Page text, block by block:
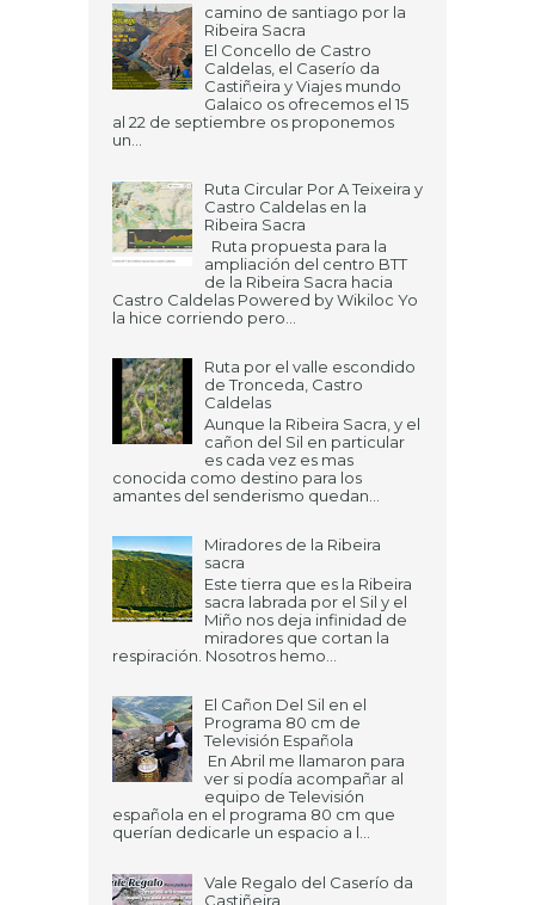
camino de santiago por la
Ribeira Sacra
El Concello de Castro
Caldelas, el Caserío da
Castiñeira y Viajes mundo
Galaico os ofrecemos el 15
al 22 de septiembre os proponemos
un...
Ruta Circular Por A Teixeira y
Castro Caldelas en la
Ribeira Sacra
Ruta propuesta para la
ampliación del centro BTT
de la Ribeira Sacra hacia
Castro Caldelas Powered by Wikiloc Yo
la hice corriendo pero...
Ruta por el valle escondido
de Tronceda, Castro
Caldelas
Aunque la Ribeira Sacra, y el
cañon del Sil en particular
es cada vez es mas
conocida como destino para los
amantes del senderismo quedan...
Miradores de la Ribeira
sacra
Este tierra que es la Ribeira
sacra labrada por el Sil y el
Miño nos deja infinidad de
miradores que cortan la
respiración. Nosotros hemo...
El Cañon Del Sil en el
Programa 80 cm de
Televisión Española
En Abril me llamaron para
ver si podía acompañar al
equipo de Televisión
española en el programa 80 cm que
querían dedicarle un espacio a l...
Vale Regalo del Caserío da
Castiñeira